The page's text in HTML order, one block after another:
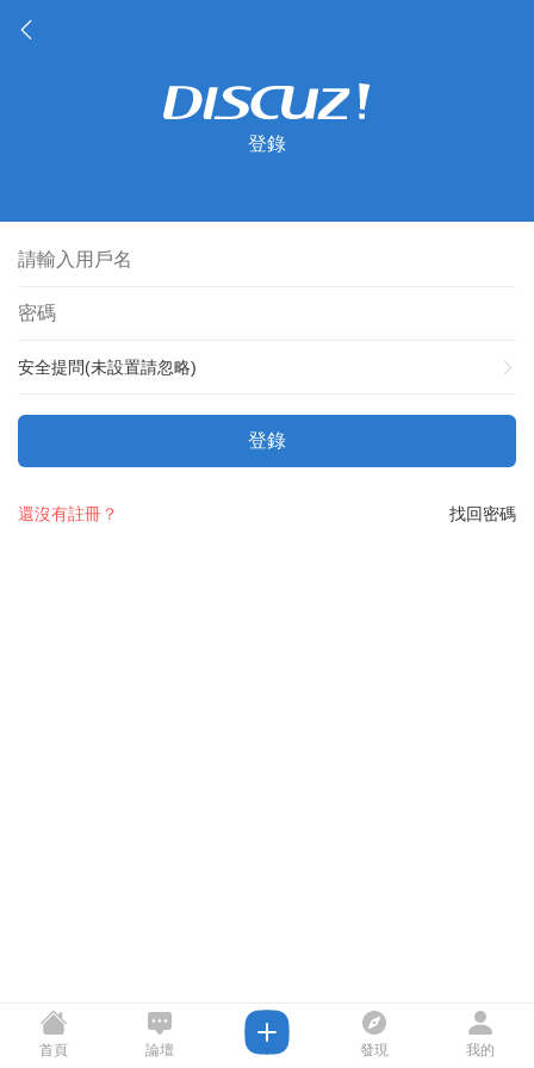
登錄
安全提問(未設置請忽略)
登錄
找回密碼
還沒有註冊？
首頁 論壇 發現 我的